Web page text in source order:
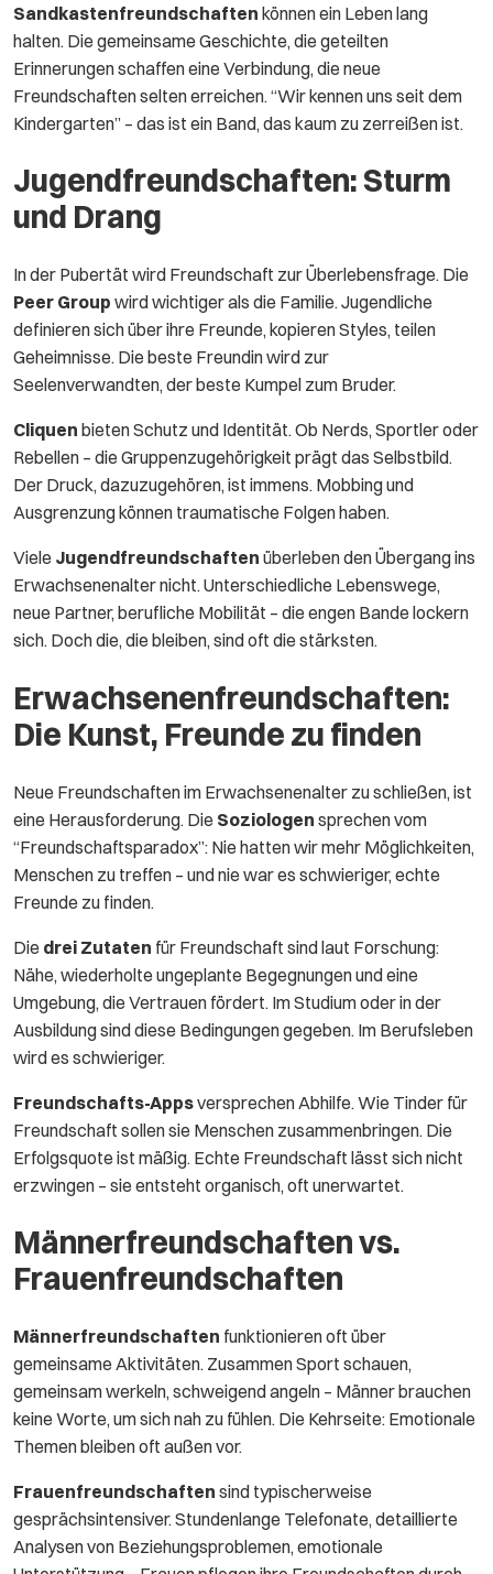
Sandkastenfreundschaften können ein Leben lang
halten. Die gemeinsame Geschichte, die geteilten
Erinnerungen schaffen eine Verbindung, die neue
Freundschaften selten erreichen. “Wir kennen uns seit dem
Kindergarten” – das ist ein Band, das kaum zu zerreißen ist.
Jugendfreundschaften: Sturm
und Drang
In der Pubertät wird Freundschaft zur Überlebensfrage. Die
Peer Group wird wichtiger als die Familie. Jugendliche
definieren sich über ihre Freunde, kopieren Styles, teilen
Geheimnisse. Die beste Freundin wird zur
Seelenverwandten, der beste Kumpel zum Bruder.
Cliquen bieten Schutz und Identität. Ob Nerds, Sportler oder
Rebellen – die Gruppenzugehörigkeit prägt das Selbstbild.
Der Druck, dazuzugehören, ist immens. Mobbing und
Ausgrenzung können traumatische Folgen haben.
Viele Jugendfreundschaften überleben den Übergang ins
Erwachsenenalter nicht. Unterschiedliche Lebenswege,
neue Partner, berufliche Mobilität – die engen Bande lockern
sich. Doch die, die bleiben, sind oft die stärksten.
Erwachsenenfreundschaften:
Die Kunst, Freunde zu finden
Neue Freundschaften im Erwachsenenalter zu schließen, ist
eine Herausforderung. Die Soziologen sprechen vom
“Freundschaftsparadox”: Nie hatten wir mehr Möglichkeiten,
Menschen zu treffen – und nie war es schwieriger, echte
Freunde zu finden.
Die drei Zutaten für Freundschaft sind laut Forschung:
Nähe, wiederholte ungeplante Begegnungen und eine
Umgebung, die Vertrauen fördert. Im Studium oder in der
Ausbildung sind diese Bedingungen gegeben. Im Berufsleben
wird es schwieriger.
Freundschafts-Appsversprechen Abhilfe. Wie Tinder für
Freundschaft sollen sie Menschen zusammenbringen. Die
Erfolgsquote ist mäßig. Echte Freundschaft lässt sich nicht
erzwingen – sie entsteht organisch, oft unerwartet.
Männerfreundschaften vs.
Frauenfreundschaften
Männerfreundschaften funktionieren oft über
gemeinsame Aktivitäten. Zusammen Sport schauen,
gemeinsam werkeln, schweigend angeln – Männer brauchen
keine Worte, um sich nah zu fühlen. Die Kehrseite: Emotionale
Themen bleiben oft außen vor.
Frauenfreundschaften sind typischerweise
gesprächsintensiver. Stundenlange Telefonate, detaillierte
Analysen von Beziehungsproblemen, emotionale